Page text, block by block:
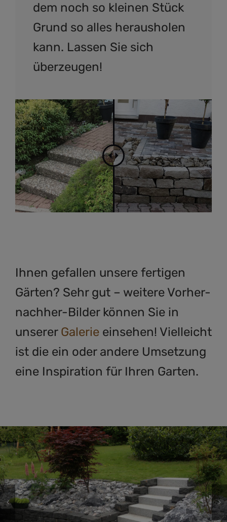
dem noch so kleinen Stück
Grund so alles herausholen
kann. Lassen Sie sich
überzeugen!
Ihnen gefallen unsere fertigen
Gärten? Sehr gut – weitere Vorher-
nachher-Bilder können Sie in
unserer Galerie einsehen! Vielleicht
ist die ein oder andere Umsetzung
eine Inspiration für Ihren Garten.